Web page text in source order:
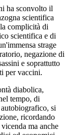
ha sconvolto il
scientifica
complicità di
scientifica e di
strage
negazione di
e soprattutto
per vaccini.
diabolica,
tempo, di
si
ricordando
ma anche